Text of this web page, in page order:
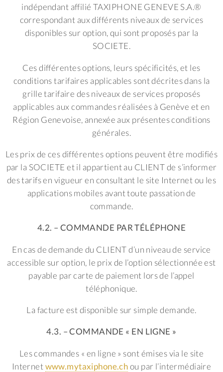
indépendant affilié TAXIPHONE GENEVE S.A.®
correspondant aux différents niveaux de services
disponibles sur option, qui sont proposés par la
SOCIETE.
Ces différentes options, leurs spécificités, et les
conditions tarifaires applicables sont décrites dans la
grille tarifaire des niveaux de services proposés
applicables aux commandes réalisées à Genève et en
Région Genevoise, annexée aux présentes conditions
générales.
Les prix de ces différentes options peuvent être modifiés
par la SOCIETE et il appartient au CLIENT de s’informer
des tarifs en vigueur en consultant le site Internet ou les
applications mobiles avant toute passation de
commande.
4.2. – COMMANDE PAR TÉLÉPHONE
En cas de demande du CLIENT d’un niveau de service
accessible sur option, le prix de l’option sélectionnée est
payable par carte de paiement lors de l’appel
téléphonique.
La facture est disponible sur simple demande.
4.3. – COMMANDE « EN LIGNE »
Les commandes « en ligne » sont émises via le site
Internetwww.mytaxiphone.chou par l’intermédiaire